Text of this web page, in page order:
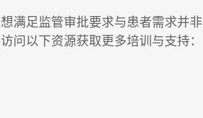
满足监管审批要求与患者需求并非
问以下资源获取更多培训与支持：